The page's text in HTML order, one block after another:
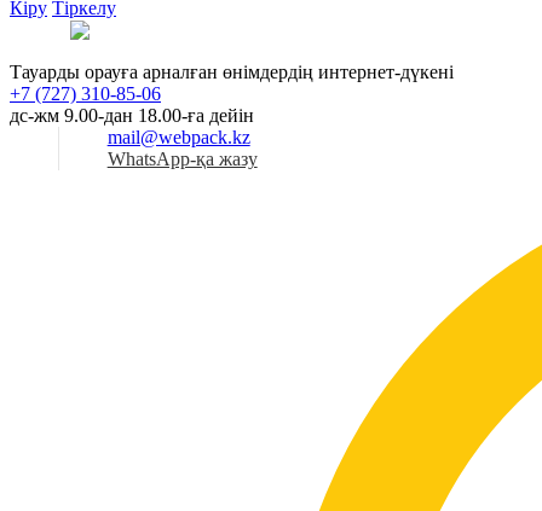
Кіру Тіркелу
Тауарды орауға арналған өнімдердің интернет-дүкені
+7 (727) 310-85-06
дс-жм 9.00-дан 18.00-ға дейін
mail@webpack.kz
WhatsApp-қа жазу